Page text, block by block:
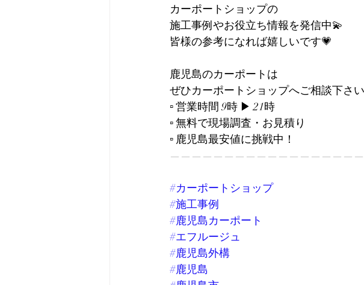
カーポートショップの
施工事例やお役立ち情報を発信中💫
皆様の参考になれば嬉しいです💗
鹿児島のカーポートは
ぜひカーポートショップへご相談下さい
▫︎ 営業時間 9時 ▶︎ 21時
▫︎ 無料で現場調査・お見積り
▫︎ 鹿児島最安値に挑戦中！
#カーポートショップ
#施工事例
#鹿児島カーポート
#エフルージュ
#鹿児島外構
#鹿児島